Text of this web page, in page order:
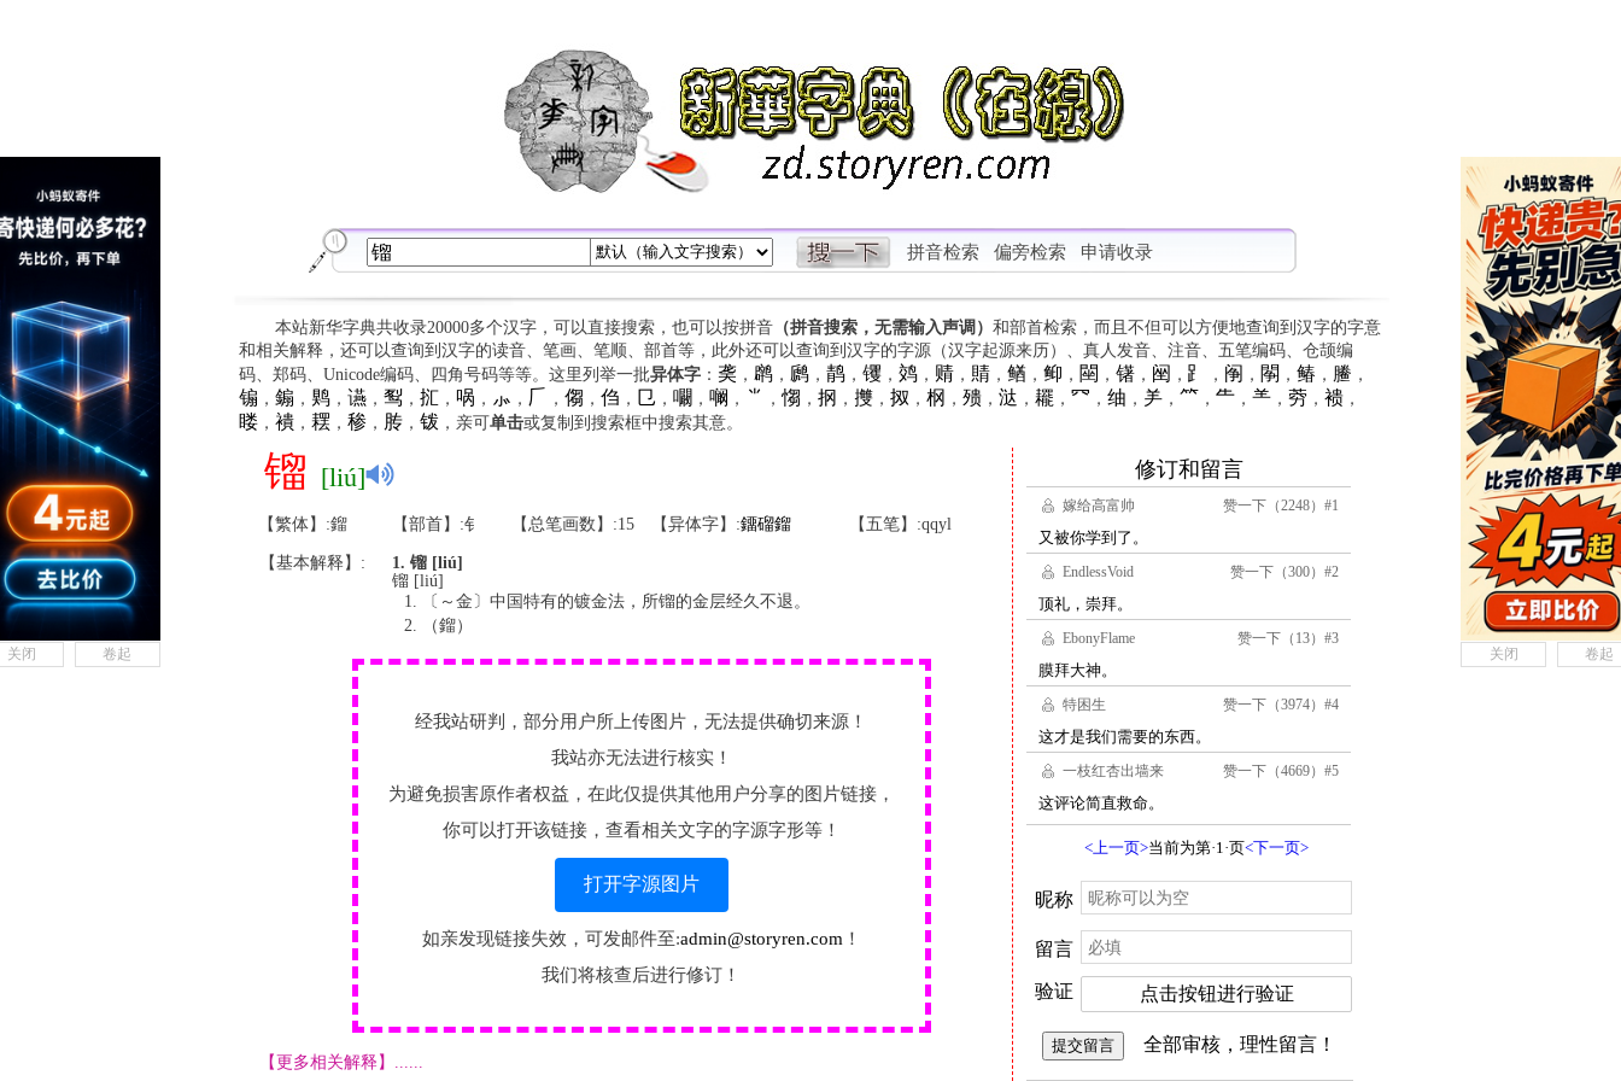
拼音检索 偏旁检索 申请收录
本站新华字典共收录20000多个汉字，可以直接搜索，也可以按拼音（拼音搜索，无需输入声调） 和部首检索，而且不但可以方便地查询到汉字的字意
和相关解释，还可以查询到汉字的读音、笔画、笔顺、部首等，此外还可以查询到汉字的字源（汉字起源来历）、真人发音、注音、五笔编码、仓颉编
码、郑码、Unicode编码、四角号码等等。这里列举一批异体字： 䶮 ， 䴙， 䴘， 䴖， 䦆， 䴔， 䞍， 䝼， 䲡 ， 䲟 ， 䦟 ， 䦃， 䦷 ， ⻊ ， 䦶 ， 䦛 ， 䲠 ， 䲢 ，
䦂 ， 䥇 ， 䴗， 䜩， 䴕， 㧟 ， 㖞 ， ⺗ ， 𠂆 ， 㑳 ， 㑇 ， 㔾 ， 㘚 ， 㘎 ， ⺌ ， 㥮 ， 㧏 ， 㩳， 㧐 ， 㭎 ， 㱮， 㳠 ， 䎱 ， ⺳ ， 䌷 ， ⺶， ⺮ ， ⺧， ⺷， 䓖， 䙌，
䁖， 䙡， 䎬 ， 䅟， 䏝， 䥽，亲可单击或复制到搜索框中搜索其意。
镏 [liú]
【繁体】:鎦 【部首】:钅 【总笔画数】:15 【异体字】:鐂磂鎦 【五笔】:qqyl
【基本解释】:
1. 镏 [liú]
镏 [liú]
〔～金〕中国特有的镀金法，所镏的金层经久不退。
（鎦）
经我站研判，部分用户所上传图片，无法提供确切来源！
我站亦无法进行核实！
为避免损害原作者权益，在此仅提供其他用户分享的图片链接，
你可以打开该链接，查看相关文字的字源字形等！
打开字源图片
如亲发现链接失效，可发邮件至:admin@storyren.com ！
我们将核查后进行修订！
【更多相关解释】......
关闭 卷起 关闭 卷起